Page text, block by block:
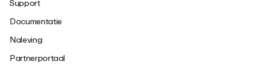
Support
Documentatie
Naleving
Partnerportaal